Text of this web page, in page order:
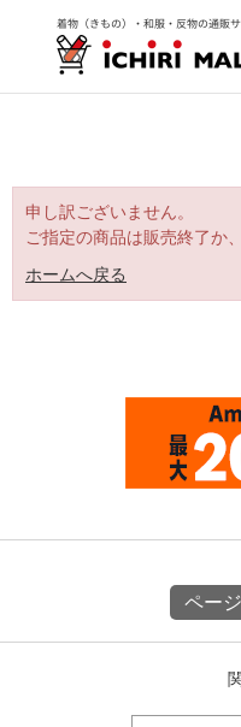
申し訳ございません。
ご指定の商品は販売終了か
ホームへ戻る
ペー